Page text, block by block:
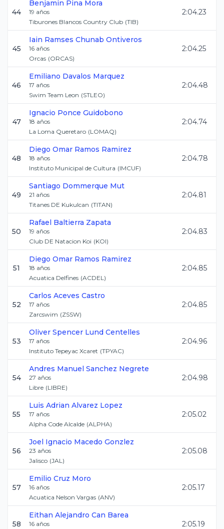
44
Benjamin Pina Mora
19 años
Tiburones Blancos Country Club (TIB)
2:04.23
45
Iain Ramses Chunab Ontiveros
16 años
Orcas (ORCAS)
2:04.25
46
Emiliano Davalos Marquez
17 años
Swim Team Leon (STLEO)
2:04.48
47
Ignacio Ponce Guidobono
18 años
La Loma Queretaro (LOMAQ)
2:04.74
48
Diego Omar Ramos Ramirez
18 años
Instituto Municipal de Cultura (IMCUF)
2:04.78
49
Santiago Dommerque Mut
21 años
Titanes DE Kukulcan (TITAN)
2:04.81
50
Rafael Baltierra Zapata
19 años
Club DE Natacion Koi (KOI)
2:04.83
51
Diego Omar Ramos Ramirez
18 años
Acuatica Delfines (ACDEL)
2:04.85
52
Carlos Aceves Castro
17 años
Zarcswim (ZSSW)
2:04.85
53
Oliver Spencer Lund Centelles
17 años
Instituto Tepeyac Xcaret (TPYAC)
2:04.96
54
Andres Manuel Sanchez Negrete
27 años
Libre (LIBRE)
2:04.98
55
Luis Adrian Alvarez Lopez
17 años
Alpha Code Alcalde (ALPHA)
2:05.02
56
Joel Ignacio Macedo Gonzlez
23 años
Jalisco (JAL)
2:05.08
57
Emilio Cruz Moro
16 años
Acuatica Nelson Vargas (ANV)
2:05.17
58
Eithan Alejandro Can Barea
16 años
2:05.19